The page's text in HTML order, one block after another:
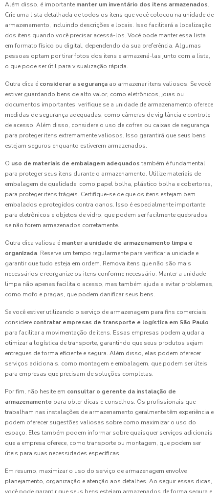
Além disso, é importante manter um inventário dos itens armazenados.
Crie uma lista detalhada de todos os itens que você colocou na unidade de
armazenamento, incluindo descrições e locais. Isso facilitará a localização
dos itens quando você precisar acessá-los. Você pode manter essa lista
em formato físico ou digital, dependendo da sua preferência. Algumas
pessoas optam por tirar fotos dos itens e armazená-las junto com a lista,
o que pode ser útil para visualização rápida.
Outra dica é considerar a segurança ao armazenar itens valiosos. Se você
estiver guardando bens de alto valor, como eletrônicos, joias ou
documentos importantes, verifique se a unidade de armazenamento oferece
medidas de segurança adequadas, como câmeras de vigilância e controle
de acesso. Além disso, considere o uso de cofres ou caixas de segurança
para proteger itens extremamente valiosos. Isso garantirá que seus bens
estejam seguros enquanto estiverem armazenados.
O uso de materiais de embalagem adequados também é fundamental
para proteger seus itens durante o armazenamento. Utilize materiais de
embalagem de qualidade, como papel bolha, plástico bolha e cobertores,
para proteger itens frágeis. Certifique-se de que os itens estejam bem
embalados e protegidos contra danos. Isso é especialmente importante
para eletrônicos e objetos de vidro, que podem ser facilmente quebrados
se não forem armazenados corretamente.
Outra dica valiosa é manter a unidade de armazenamento limpa e
organizada. Reserve um tempo regularmente para verificar a unidade e
garantir que tudo esteja em ordem. Remova itens que não são mais
necessários e reorganize os itens conforme necessário. Manter a unidade
limpa não apenas facilita o acesso, mas também ajuda a evitar problemas,
como mofo e pragas, que podem danificar seus bens.
Se você estiver utilizando o serviço de armazenagem para fins comerciais,
considere contratar empresas de transporte e logística em São Paulo
para facilitar a movimentação de itens. Essas empresas podem ajudar a
otimizar a logística de transporte, garantindo que seus produtos sejam
entregues de forma eficiente e segura. Além disso, elas podem oferecer
serviços adicionais, como montagem e embalagem, que podem ser úteis
para empresas que precisam de soluções completas.
Por fim, não hesite em consultar o gerente da instalação de
armazenamento para obter dicas e conselhos. Os profissionais que
trabalham nas instalações de armazenamento geralmente têm experiência e
podem oferecer sugestões valiosas sobre como maximizar o uso do
espaço. Eles também podem informar sobre quaisquer serviços adicionais
que a empresa oferece, como transporte ou montagem, que podem ser
úteis para suas necessidades específicas.
Em resumo, maximizar o uso do serviço de armazenagem envolve
planejamento, organização e atenção aos detalhes. Ao seguir essas dicas,